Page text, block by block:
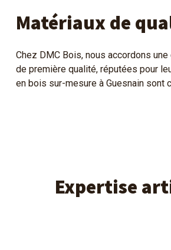
Matériaux de
Chez DMC Bois, nous accordons
de première qualité, réputées pour
en bois sur-mesure à Guesnain sont
Expertise